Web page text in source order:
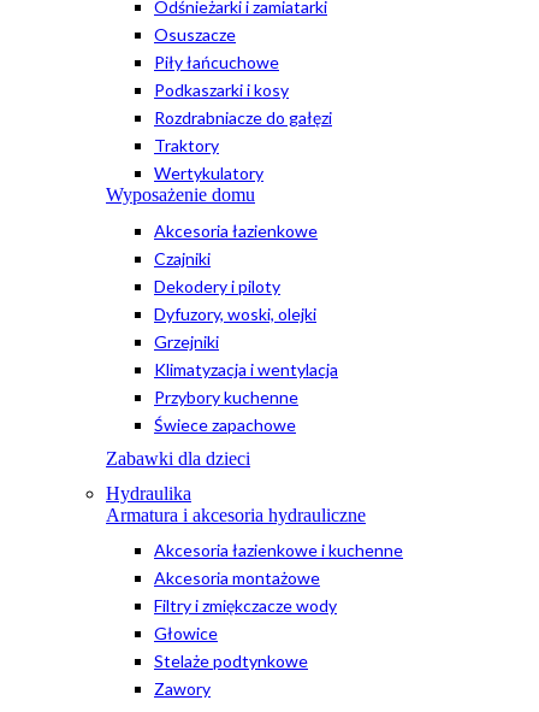
Odśnieżarki i zamiatarki
Osuszacze
Piły łańcuchowe
Podkaszarki i kosy
Rozdrabniacze do gałęzi
Traktory
Wertykulatory
Wyposażenie domu
Akcesoria łazienkowe
Czajniki
Dekodery i piloty
Dyfuzory, woski, olejki
Grzejniki
Klimatyzacja i wentylacja
Przybory kuchenne
Świece zapachowe
Zabawki dla dzieci
Hydraulika
Armatura i akcesoria hydrauliczne
Akcesoria łazienkowe i kuchenne
Akcesoria montażowe
Filtry i zmiękczacze wody
Głowice
Stelaże podtynkowe
Zawory